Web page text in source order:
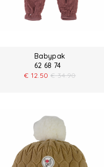
Babypak
62 68 74
€ 12.50 € 34.90